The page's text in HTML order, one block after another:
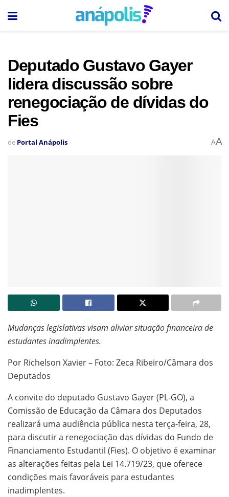
Deputado Gustavo Gayer
lidera discussão sobre
renegociação de dívidas do
Fies
de Portal Anápolis AA
Mudanças legislativas visam aliviar situação financeira de
estudantes inadimplentes.
Por Richelson Xavier – Foto: Zeca Ribeiro/Câmara dos
Deputados
A convite do deputado Gustavo Gayer (PL-GO), a
Comissão de Educação da Câmara dos Deputados
realizará uma audiência pública nesta terça-feira, 28,
para discutir a renegociação das dívidas do Fundo de
Financiamento Estudantil (Fies). O objetivo é examinar
as alterações feitas pela Lei 14.719/23, que oferece
condições mais favoráveis para estudantes
inadimplentes.